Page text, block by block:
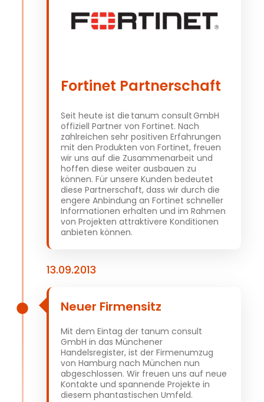
Fortinet Partnerschaft
Seit heute ist die tanum consult GmbH
offiziell Partner von Fortinet. Nach
zahlreichen sehr positiven Erfahrungen
mit den Produkten von Fortinet, freuen
wir uns auf die Zusammenarbeit und
hoffen diese weiter ausbauen zu
können. Für unsere Kunden bedeutet
diese Partnerschaft, dass wir durch die
engere Anbindung an Fortinet schneller
Informationen erhalten und im Rahmen
von Projekten attraktivere Konditionen
anbieten können.
13.09.2013
Neuer Firmensitz
Mit dem Eintag der tanum consult
GmbH in das Münchener
Handelsregister, ist der Firmenumzug
von Hamburg nach München nun
abgeschlossen. Wir freuen uns auf neue
Kontakte und spannende Projekte in
diesem phantastischen Umfeld.